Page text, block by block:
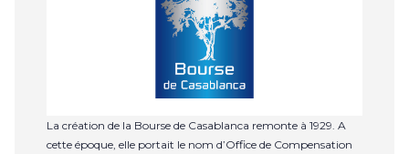
La création de la Bourse de Casablanca remonte à 1929. A
cette époque, elle portait le nom d’Office de Compensation